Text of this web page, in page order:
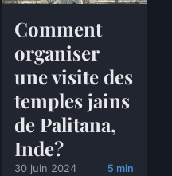
Comment
organiser
une visite des
temples jains
de Palitana,
Inde?
30 juin 2024 5 min